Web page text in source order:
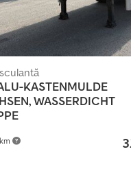
suplimentare Pentru
Arjan Kamsteeg sau Rob
- Suspensie pneumatică
KASTENMULDE
WASSERDICHT